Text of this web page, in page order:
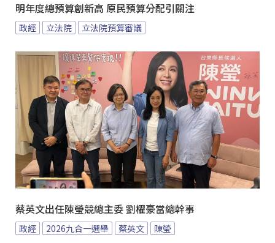
明年度總預算創新高 原民預算分配引關注
政經 立法院 立法院預算審議
蔡英文出任陳瑩競總主委 劉櫂豪當總幹事
政經 2026九合一選舉 蔡英文 陳瑩